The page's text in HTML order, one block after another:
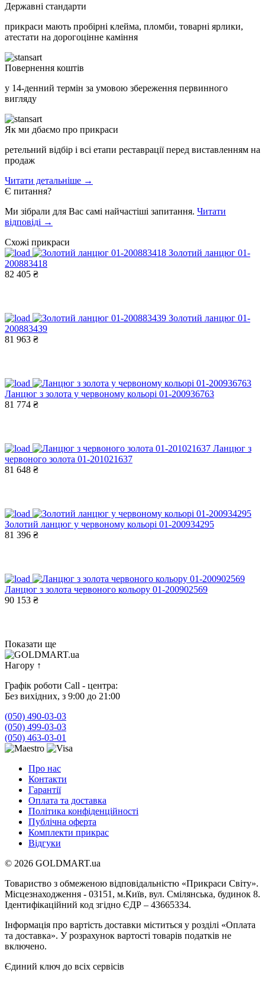
Державні стандарти
прикраси мають пробірні клейма, пломби, товарні ярлики,
атестати на дорогоцінне каміння
Повернення коштів
у 14-денний термін за умовою збереження первинного
вигляду
Як ми дбаємо про прикраси
ретельний відбір і всі етапи реставрації перед виставленням на
продаж
Читати детальніше →
Є питання?
Ми зібрали для Вас самі найчастіші запитання. Читати
відповіді →
Схожі прикраси
Золотий ланцюг 01-
200883418
82 405 ₴
Золотий ланцюг 01-
200883439
81 963 ₴
Ланцюг з золота у червоному кольорі 01-200936763
81 774 ₴
Ланцюг з
червоного золота 01-201021637
81 648 ₴
Золотий ланцюг у червоному кольорі 01-200934295
81 396 ₴
Ланцюг з золота червоного кольору 01-200902569
90 153 ₴
Показати ще
Нагору ↑
Графік роботи Call - центра:
Без вихідних, з 9:00 до 21:00
(050) 490-03-03
(050) 499-03-03
(050) 463-03-01
Про нас
Контакти
Гарантії
Оплата та доставка
Політика конфіденційності
Публічна оферта
Комплекти прикрас
Відгуки
© 2026 GOLDMART.ua
Товариство з обмеженою відповідальністю «Прикраси Світу».
Місцезнаходження - 03151, м.Київ, вул. Смілянська, будинок 8.
Ідентифікаційний код згідно ЄДР – 43665334.
Інформація про вартість доставки міститься у розділі «Оплата
та доставка». У розрахунок вартості товарів податків не
включено.
Єдиний ключ до всіх сервісів